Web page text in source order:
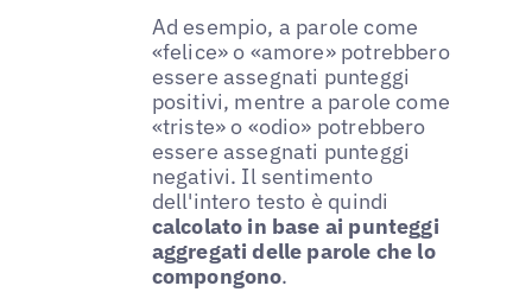
Ad esempio, a parole come
«felice» o «amore» potrebbero
essere assegnati punteggi
positivi, mentre a parole come
«triste» o «odio» potrebbero
essere assegnati punteggi
negativi. Il sentimento
dell'intero testo è quindi
calcolato in base ai punteggi
aggregati delle parole che lo
compongono.